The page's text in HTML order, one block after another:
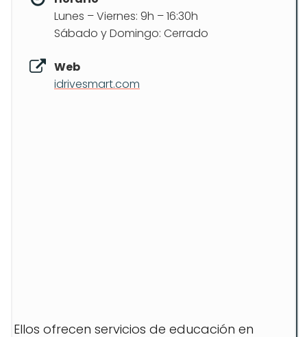
Lunes – Viernes: 9h – 16:30h
Sábado y Domingo: Cerrado
Web
idrivesmart.com
Ellos ofrecen servicios de educación en